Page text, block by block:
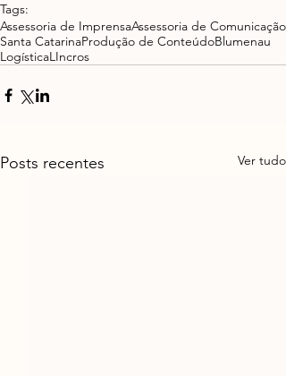
Tags:
Assessoria de ImprensaAssessoria de Comunicação
Santa CatarinaProdução de ConteúdoBlumenau
LogísticaLIncros
Posts recentes Ver tudo